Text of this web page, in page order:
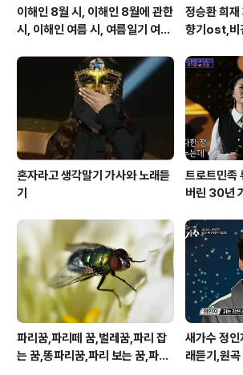
이해인 8월 시, 이해인 8월에 관한
시, 이해인 여름 시, 여름일기 여름
정승환 희
향기ost,비
혼자라고 생각말기 가사와 노래듣
기
트로트민족
버린 30년
파리꿈,파리떼 꿈,벌레꿈,파리 잡
는 꿈,똥파리꿈,파리 보는 꿈,파리
새가수 정인
래듣기,원곡